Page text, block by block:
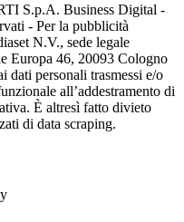
S.p.A. Business Digital -
- Per la pubblicità
N.V., sede legale
Europa 46, 20093 Cologno
dati personali trasmessi e/o
all’addestramento di
È altresì fatto divieto
di data scraping.